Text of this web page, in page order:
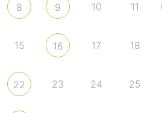
8 9 10 11
15 16 17 18
22 23 24 25